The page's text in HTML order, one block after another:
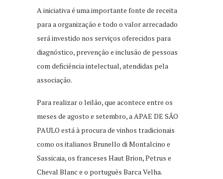
A iniciativa é uma importante fonte de receita
para a organização e todo o valor arrecadado
será investido nos serviços oferecidos para
diagnóstico, prevenção e inclusão de pessoas
com deficiência intelectual, atendidas pela
associação.
Para realizar o leilão, que acontece entre os
meses de agosto e setembro, a APAE DE SÃO
PAULO está à procura de vinhos tradicionais
como os italianos Brunello di Montalcino e
Sassicaia, os franceses Haut Brion, Petrus e
Cheval Blanc e o português Barca Velha.